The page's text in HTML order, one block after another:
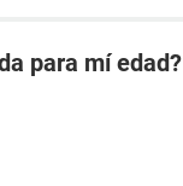
para mí edad?